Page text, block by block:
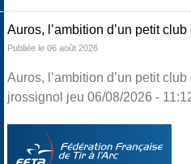
Auros, l’ambition d’un petit
Publiée le 06 août 2026
Auros, l’ambition d’un petit
jrossignol jeu 06/08/2026 -